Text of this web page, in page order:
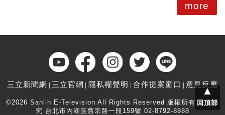
more
三立新聞網 三立官網 隱私權聲明 合作提案窗口 意見反應
©2026 Sanlih E-Television All Rights Reserved 版權所有 盜用必
究 台北市內湖區舊宗路一段159號 02-8792-8888
▲
回頂部